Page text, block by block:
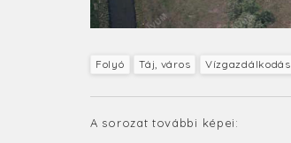
Folyó Táj, város Vízgazdálkodás
A sorozat további képei: